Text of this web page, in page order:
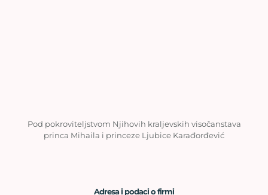
Pod pokroviteljstvom Njihovih kraljevskih visočanstava
princa Mihaila i princeze Ljubice Karađorđević
Adresa i podaci o firmi